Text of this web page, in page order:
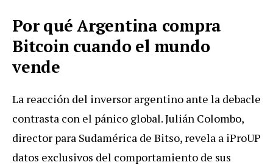
Por qué Argentina compra
Bitcoin cuando el mundo
vende
La reacción del inversor argentino ante la debacle
contrasta con el pánico global. Julián Colombo,
director para Sudamérica de Bitso, revela a iProUP
datos exclusivos del comportamiento de sus